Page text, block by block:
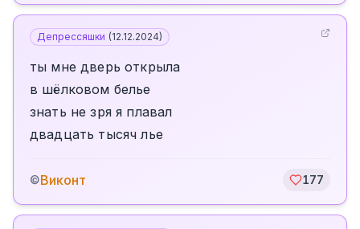
Депрессяшки (12.12.2024)
ты мне дверь открыла
в шёлковом белье
знать не зря я плавал
двадцать тысяч лье
©Виконт 177